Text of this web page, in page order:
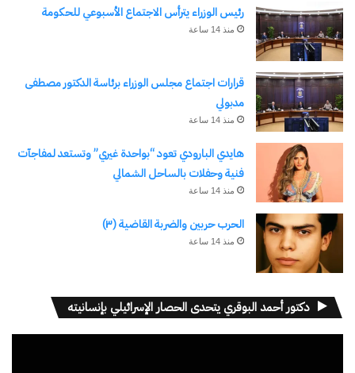
اكتشاف المزيد من
اشترك للحصول على أحدث التدوينات المرسلة إلى بريدك
الإلكتروني.
كتابة بريدك الإلكتروني...
نسخ الرابط
رئيس الوزراء يترأس الاجتماع الأسبوعي للحكومة
منذ 14 ساعة
قرارات اجتماع مجلس الوزراء برئاسة الدكتور مصطفى
مدبولي
منذ 14 ساعة
هايدي البارودي تعود “بواحدة غيري” وتستعد لمفاجآت
فنية وحفلات بالساحل الشمالي
منذ 14 ساعة
الحرب حربين والضربة القاضية (٣)
منذ 14 ساعة
دكتور أحمد البوقري يتحدى الحصار الإسرائيلي بإنسانيته